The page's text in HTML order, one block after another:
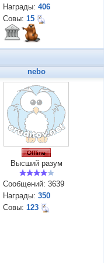
Награды: 406
Совы: 15
nebo
Высший разум
Сообщений: 3639
Награды: 350
Совы: 123